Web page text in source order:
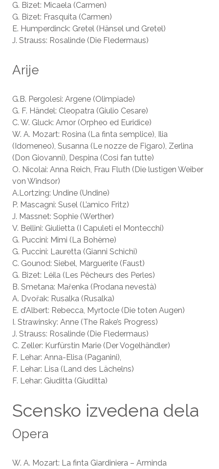
G. Bizet: Micaela (Carmen)
G. Bizet: Frasquita (Carmen)
E. Humperdinck: Gretel (Hänsel und Gretel)
J. Strauss: Rosalinde (Die Fledermaus)
Arije
G.B. Pergolesi: Argene (Olimpiade)
G. F. Händel: Cleopatra (Giulio Cesare)
C. W. Gluck: Amor (Orpheo ed Euridice)
W. A. Mozart: Rosina (La finta semplice), Ilia
(Idomeneo), Susanna (Le nozze de Figaro), Zerlina
(Don Giovanni), Despina (Cosi fan tutte)
O. Nicolai: Anna Reich, Frau Fluth (Die lustigen Weiber
von Windsor)
A.Lortzing: Undine (Undine)
P. Mascagni: Susel (L’amico Fritz)
J. Massnet: Sophie (Werther)
V. Bellini: Giulietta (I Capuleti eI Montecchi)
G. Puccini: Mimi (La Bohème)
G. Puccini: Lauretta (Gianni Schichi)
C. Gounod: Siebel, Marguerite (Faust)
G. Bizet: Léila (Les Pêcheurs des Perles)
B. Smetana: Mařenka (Prodana nevestà)
A. Dvořak: Rusalka (Rusalka)
E. d’Albert: Rebecca, Myrtocle (Die toten Augen)
I. Strawinsky: Anne (The Rake’s Progress)
J. Strauss: Rosalinde (Die Fledermaus)
C. Zeller: Kurfürstin Marie (Der Vogelhändler)
F. Lehar: Anna-Elisa (Paganini),
F. Lehar: Lisa (Land des Lächelns)
F. Lehar: Giuditta (Giuditta)
Scensko izvedena dela
Opera
W. A. Mozart: La finta Giardiniera – Arminda